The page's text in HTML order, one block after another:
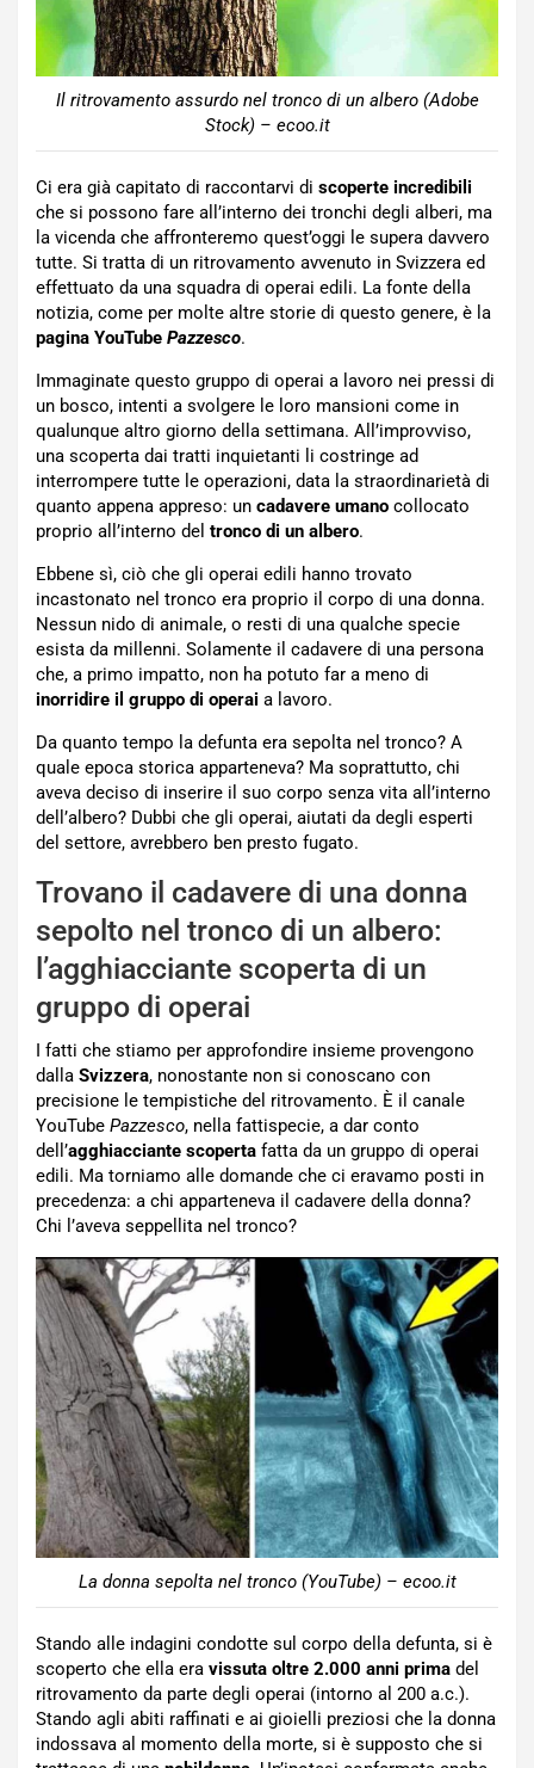
Il ritrovamento assurdo nel tronco di un albero (Adobe
Stock) – ecoo.it
Ci era già capitato di raccontarvi di scoperte incredibili
che si possono fare all’interno dei tronchi degli alberi, ma
la vicenda che affronteremo quest’oggi le supera davvero
tutte. Si tratta di un ritrovamento avvenuto in Svizzera ed
effettuato da una squadra di operai edili. La fonte della
notizia, come per molte altre storie di questo genere, è la
pagina YouTube Pazzesco.
Immaginate questo gruppo di operai a lavoro nei pressi di
un bosco, intenti a svolgere le loro mansioni come in
qualunque altro giorno della settimana. All’improvviso,
una scoperta dai tratti inquietanti li costringe ad
interrompere tutte le operazioni, data la straordinarietà di
quanto appena appreso: un cadavere umano collocato
proprio all’interno del tronco di un albero.
Ebbene sì, ciò che gli operai edili hanno trovato
incastonato nel tronco era proprio il corpo di una donna.
Nessun nido di animale, o resti di una qualche specie
esista da millenni. Solamente il cadavere di una persona
che, a primo impatto, non ha potuto far a meno di
inorridire il gruppo di operai a lavoro.
Da quanto tempo la defunta era sepolta nel tronco? A
quale epoca storica apparteneva? Ma soprattutto, chi
aveva deciso di inserire il suo corpo senza vita all’interno
dell’albero? Dubbi che gli operai, aiutati da degli esperti
del settore, avrebbero ben presto fugato.
Trovano il cadavere di una donna
sepolto nel tronco di un albero:
l’agghiacciante scoperta di un
gruppo di operai
I fatti che stiamo per approfondire insieme provengono
dalla Svizzera, nonostante non si conoscano con
precisione le tempistiche del ritrovamento. È il canale
YouTube Pazzesco, nella fattispecie, a dar conto
dell’agghiacciante scoperta fatta da un gruppo di operai
edili. Ma torniamo alle domande che ci eravamo posti in
precedenza: a chi apparteneva il cadavere della donna?
Chi l’aveva seppellita nel tronco?
La donna sepolta nel tronco (YouTube) – ecoo.it
Stando alle indagini condotte sul corpo della defunta, si è
scoperto che ella era vissuta oltre 2.000 anni prima del
ritrovamento da parte degli operai (intorno al 200 a.c.).
Stando agli abiti raffinati e ai gioielli preziosi che la donna
indossava al momento della morte, si è supposto che si